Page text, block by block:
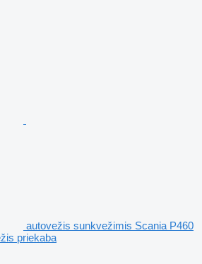
autovežis sunkvežimis Scania P460
priekaba